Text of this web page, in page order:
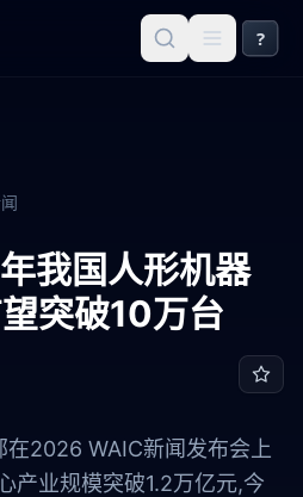
?
我国人形机器
突破10万台
2026 WAIC新闻发布会上
产业规模突破1.2万亿元,今